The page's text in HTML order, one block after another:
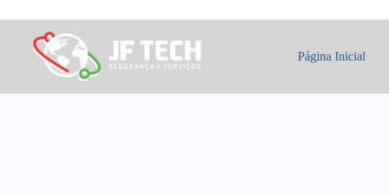
para
conteúdo
Página Inicial